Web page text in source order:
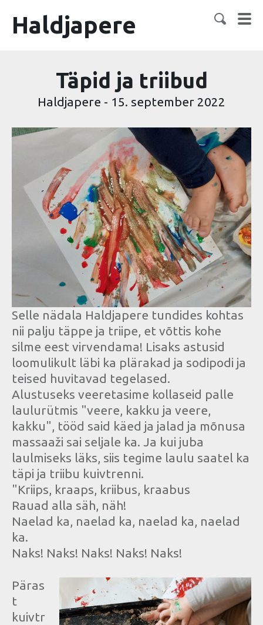
Haldjapere
Täpid ja triibud
Haldjapere - 15. september 2022
Selle nädala Haldjapere tundides kohtas
nii palju täppe ja triipe, et võttis kohe
silme eest virvendama! Lisaks astusid
loomulikult läbi ka plärakad ja sodipodi ja
teised huvitavad tegelased.
Alustuseks veeretasime kollaseid palle
laulurütmis "veere, kakku ja veere,
kakku", tööd said käed ja jalad ja mõnusa
massaaži sai seljale ka. Ja kui juba
laulmiseks läks, siis tegime laulu saatel ka
täpi ja triibu kuivtrenni.
"Kriips, kraaps, kriibus, kraabus
Rauad alla säh, näh!
Naelad ka, naelad ka, naelad ka, naelad
ka.
Naks! Naks! Naks! Naks! Naks!
Päras
t
kuivtr